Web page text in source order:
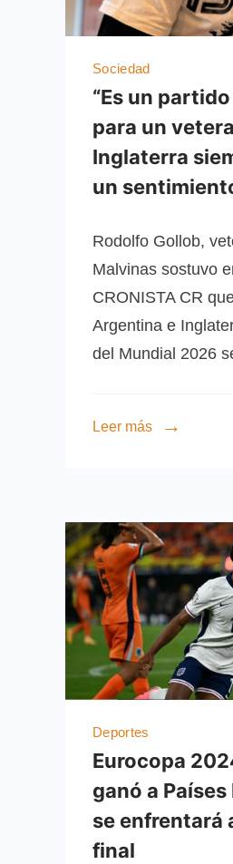
Sociedad
“Es un
para un
Inglaterra
un
Rodolfo Gollob,
Malvinas sostuvo
CRONISTA CR
Argentina e
del Mundial 2026
Leer más
Deportes
Eurocopa
ganó a
se enfrentará
final